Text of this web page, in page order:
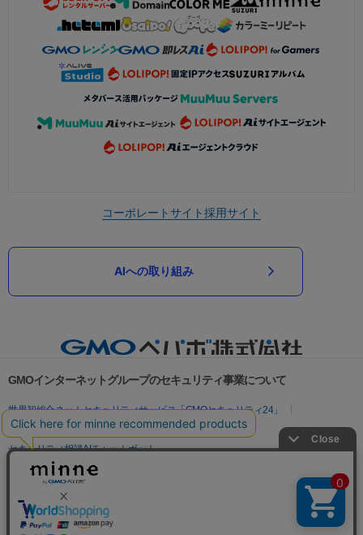
コーポレートサイト採用サイト
AIへの取り組み
GMOインターネットグループのセキュリティ事業について
世界初総合ネットセキュリティサービス「GMOセキュリティ24」
パスワード漏洩診断
Webサイトリスク診断
セキュリティ相談AIチャットボット
実在証明・盗聴対策
サイバー攻撃対策（GMO Flatt Security）
セキュリティ事業の軌跡